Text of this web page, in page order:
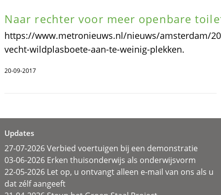
Naar rechter voor meer openbare
https://www.metronieuws.nl/nieuws/amsterdam/
vecht-wildplasboete-aan-te-weinig-plekken.
20-09-2017
Updates
27-07-2026 Verbied voertuigen bij een demonstratie
03-06-2026 Erken thuisonderwijs als onderwijsvorm
22-05-2026 Let op, u ontvangt alleen e-mail van ons als u
dat zélf aangeeft